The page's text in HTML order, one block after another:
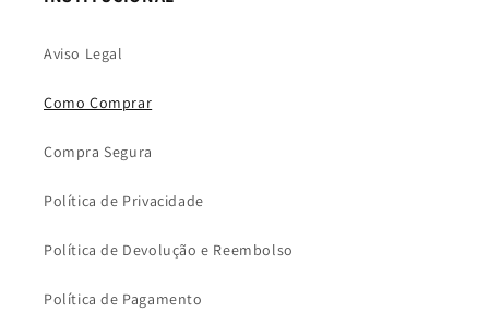
Aviso Legal
Como Comprar
Compra Segura
Política de Privacidade
Política de Devolução e Reembolso
Política de Pagamento